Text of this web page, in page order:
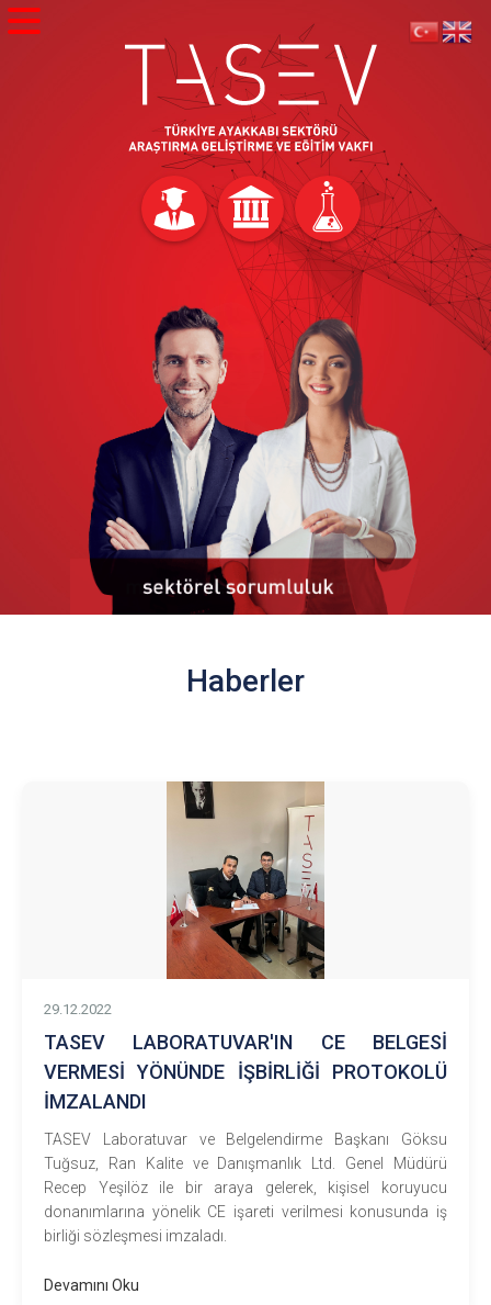
Haberler
29.12.2022
TASEV LABORATUVAR'IN CE BELGESİ
VERMESİ YÖNÜNDE İŞBİRLİĞİ PROTOKOLÜ
İMZALANDI
TASEV Laboratuvar ve Belgelendirme Başkanı Göksu
Tuğsuz, Ran Kalite ve Danışmanlık Ltd. Genel Müdürü
Recep Yeşilöz ile bir araya gelerek, kişisel koruyucu
donanımlarına yönelik CE işareti verilmesi konusunda iş
birliği sözleşmesi imzaladı.
Devamını Oku